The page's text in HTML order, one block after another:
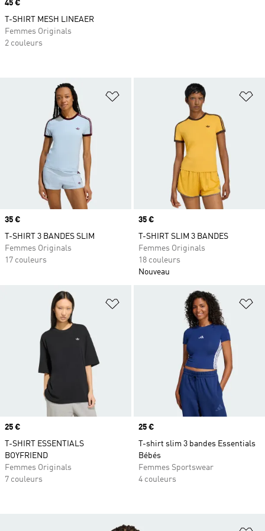
Ajouter à la Liste de produits
Prix
35 €
T-SHIRT 3 BANDES SLIM
Femmes Originals
17 couleurs
Prix
35 €
T-SHIRT SLIM 3 BANDES
Femmes Originals
18 couleurs
Nouveau
Ajouter à la Liste de produits
Prix
25 €
T-SHIRT ESSENTIALS
BOYFRIEND
Femmes Originals
7 couleurs
Prix
25 €
T-shirt slim 3 bandes Essentials
Bébés
Femmes Sportswear
4 couleurs
Prix
45 €
T-SHIRT MESH LINEAER
Femmes Originals
2 couleurs